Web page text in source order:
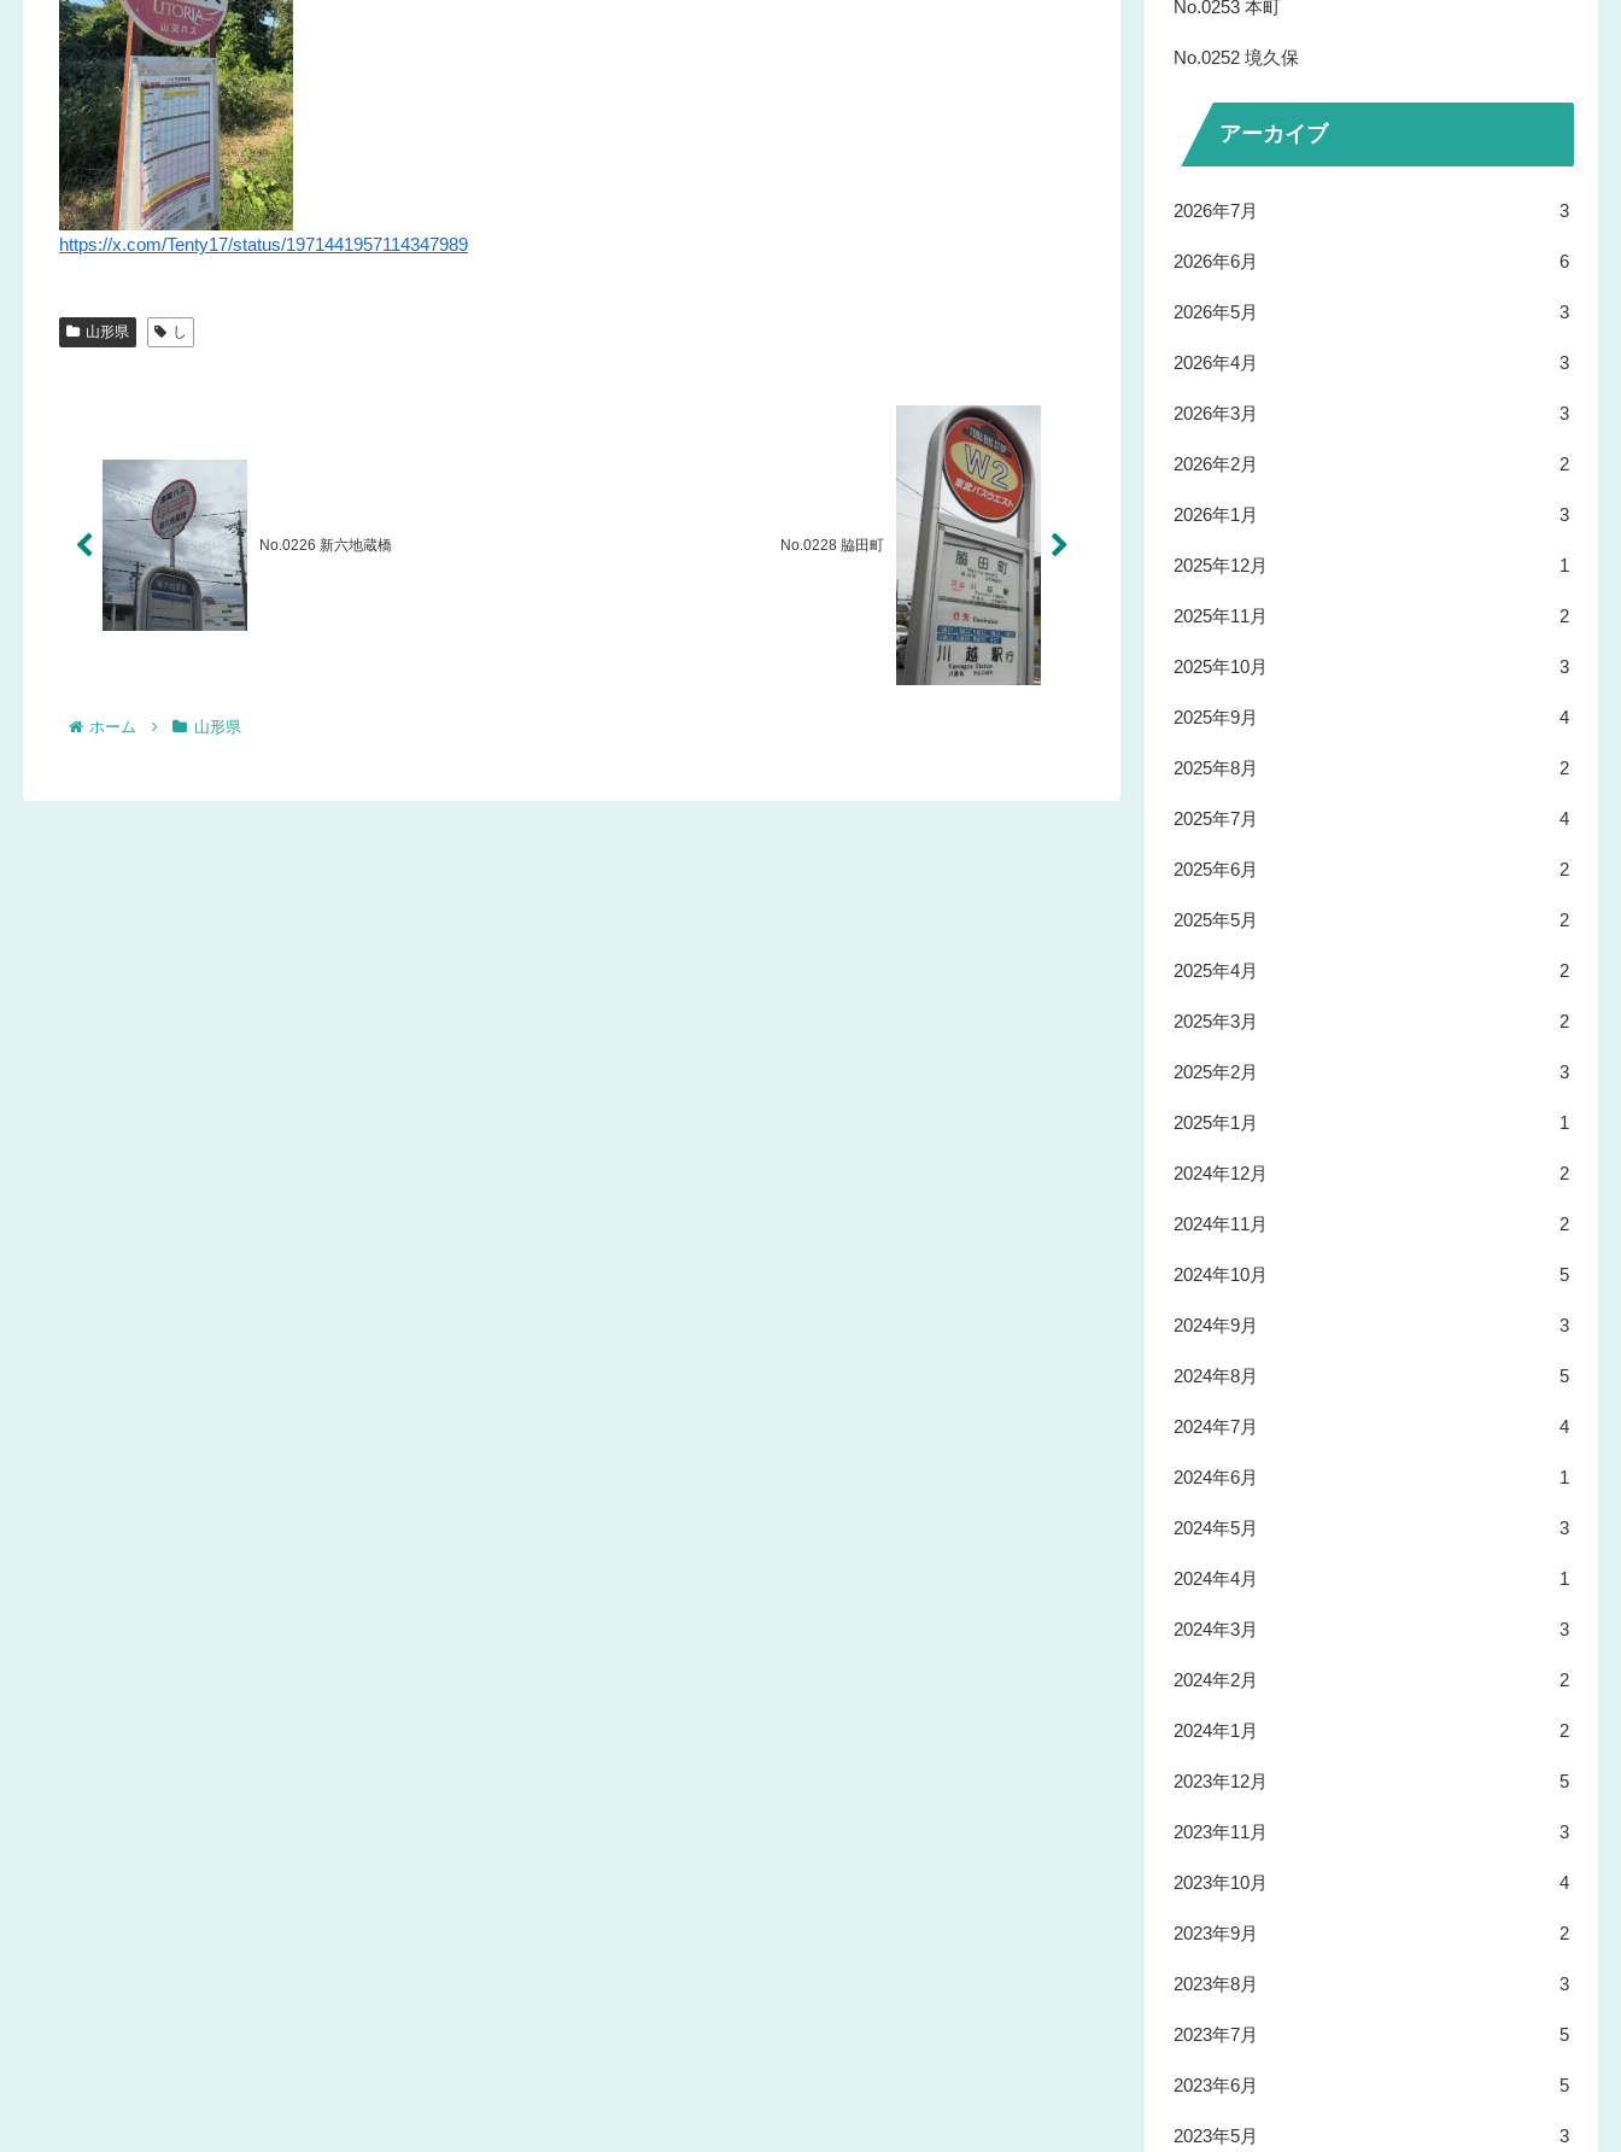
https://x.com/Tenty17/status/1971441957114347989
山形県 し
No.0226 新六地蔵橋 No.0228 脇田町
ホーム 山形県
No.0253 本町
No.0252 境久保
アーカイブ
2026年7月 3
2026年6月 6
2026年5月 3
2026年4月 3
2026年3月 3
2026年2月 2
2026年1月 3
2025年12月 1
2025年11月 2
2025年10月 3
2025年9月 4
2025年8月 2
2025年7月 4
2025年6月 2
2025年5月 2
2025年4月 2
2025年3月 2
2025年2月 3
2025年1月 1
2024年12月 2
2024年11月 2
2024年10月 5
2024年9月 3
2024年8月 5
2024年7月 4
2024年6月 1
2024年5月 3
2024年4月 1
2024年3月 3
2024年2月 2
2024年1月 2
2023年12月 5
2023年11月 3
2023年10月 4
2023年9月 2
2023年8月 3
2023年7月 5
2023年6月 5
2023年5月 3